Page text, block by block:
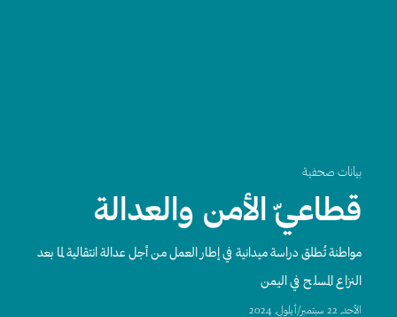
بيانات صحفية
قطاعيّ الأمن والعدالة
مواطنة تُطلق دراسة ميدانية في إطار العمل من أجل عدالة انتقالية لما بعد
النزاع المسلح في اليمن
اﻷحد, 22 سبتمبر/أيلول, 2024